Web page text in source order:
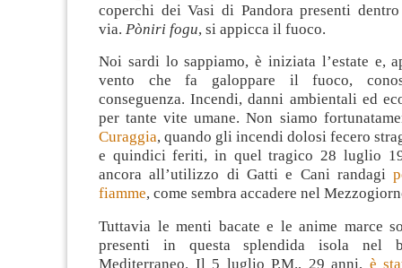
coperchi dei Vasi di Pandora presenti
via. Pòniri fogu, si appicca il fuoco.
Noi sardi lo sappiamo, è iniziata l’estate e,
vento che fa galoppare il fuoco,
conseguenza. Incendi, danni ambientali ed
per tante vite umane. Non siamo
Curaggia, quando gli incendi dolosi fecero
e quindici feriti, in quel tragico 28 luglio
ancora all’utilizzo di Gatti e Cani randagi
fiamme, come sembra accadere nel
Tuttavia le menti bacate e le anime marce
presenti in questa splendida isola nel
Mediterraneo. Il 5 luglio P.M., 29 anni, è